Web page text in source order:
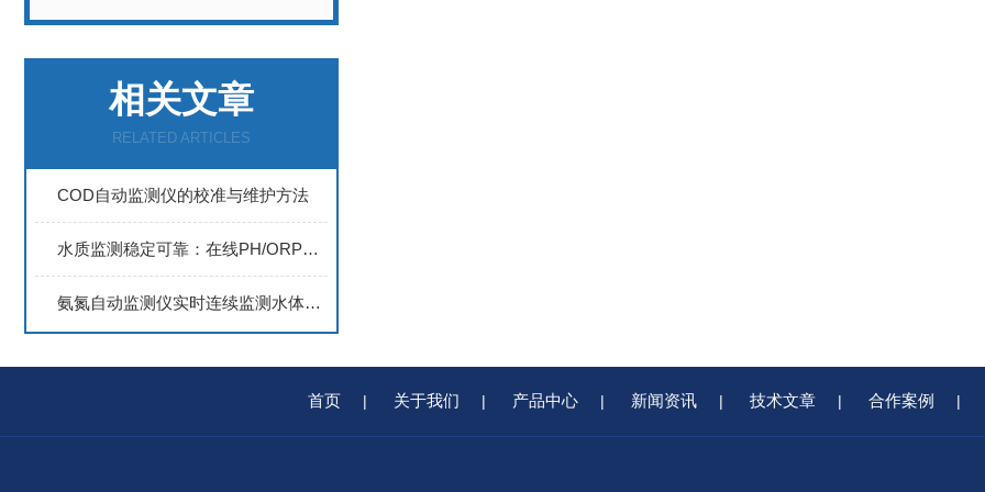
相关文章
RELATED ARTICLES
COD自动监测仪的校准与维护方法
水质监测稳定可靠：在线PH/ORP计选购需关注的5个核心指标
氨氮自动监测仪实时连续监测水体中氨氮浓度
首页 | 关于我们 | 产品中心 | 新闻资讯 | 技术文章 | 合作案例 |